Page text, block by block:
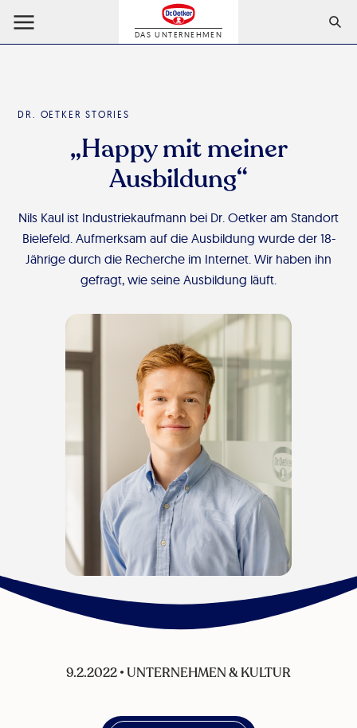
DAS UNTERNEHMEN
DR. OETKER STORIES
„Happy mit meiner
Ausbildung“
Nils Kaul ist Industriekaufmann bei Dr. Oetker am Standort
Bielefeld. Aufmerksam auf die Ausbildung wurde der 18-
Jährige durch die Recherche im Internet. Wir haben ihn
gefragt, wie seine Ausbildung läuft.
9.2.2022•UNTERNEHMEN & KULTUR